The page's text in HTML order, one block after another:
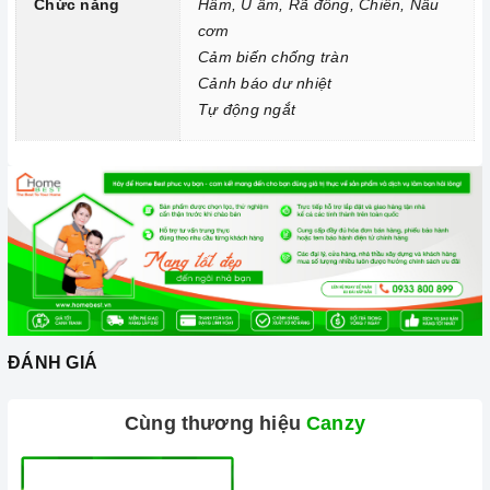
Chức năng Cảnh báo dư nhiệt:
không chạm tay vào vùng nóng, giảm thiểu khả năng rủi ro bị
Chức năng Tự động ngắt:
hoạn.
Chức năng
Hâm, Ủ ấm, Rã đông, Chiên, Nấu
cơm
Cảm biến chống tràn
Cảnh báo dư nhiệt
Tự động ngắt
ĐÁNH GIÁ
Cùng thương hiệuCanzy